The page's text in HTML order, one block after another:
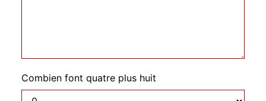
Combien font quatre plus huit